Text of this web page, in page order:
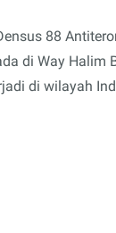
88
di Way Halim
di wilayah